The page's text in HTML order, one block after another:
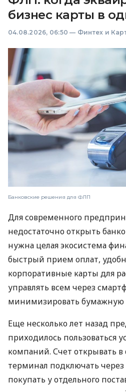
бизнес карты в
04.08.2026, 06:50 — Финтех и
Банковские решения для ФЛП
Для современного
недостаточно открыть
нужна целая экосистема
быстрый прием оплат,
корпоративные карты для
управлять всем через
минимизировать бумажную
Еще несколько лет назад
приходилось пользоваться
компаний. Счет открывать в
терминал подключать
покупать у отдельного